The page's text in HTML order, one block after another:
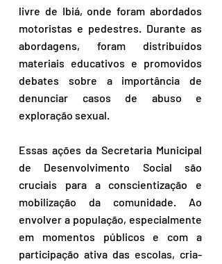
livre de Ibiá, onde foram abordados
motoristas e pedestres. Durante as
abordagens, foram distribuídos
materiais educativos e promovidos
debates sobre a importância de
denunciar casos de abuso e
exploração sexual.
Essas ações da Secretaria Municipal
de Desenvolvimento Social são
cruciais para a conscientização e
mobilização da comunidade. Ao
envolver a população, especialmente
em momentos públicos e com a
participação ativa das escolas, cria-